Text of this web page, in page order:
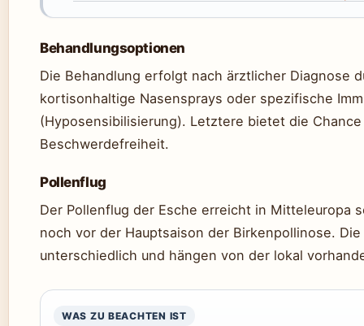
Behandlungsoptionen
Die Behandlung erfolgt nach ärztlicher Diagnose
kortisonhaltige Nasensprays oder spezifische
(Hyposensibilisierung). Letztere bietet die
Beschwerdefreiheit.
Pollenflug
Der Pollenflug der Esche erreicht in Mitteleuropa
noch vor der Hauptsaison der Birkenpollinose.
unterschiedlich und hängen von der lokal
WAS ZU BEACHTEN IST